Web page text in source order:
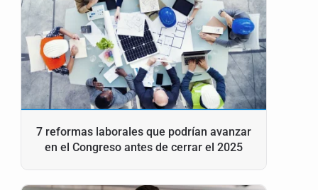
7 reformas laborales que podrían avanzar
en el Congreso antes de cerrar el 2025